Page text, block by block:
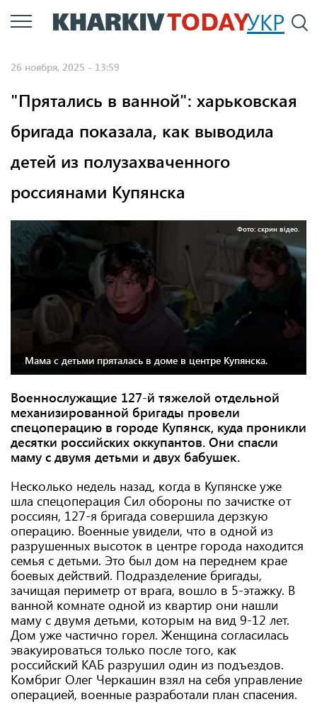
Перейти
к
УКР
26 ноября, 2025 - 13:59
"Прятались в ванной": харьковская
бригада показала, как выводила
детей из полузахваченного
россиянами Купянска
Фото: скрин відео.
Мама с детьми пряталась в доме в центре Купянска.
Военнослужащие 127-й тяжелой отдельной
механизированной бригады провели
спецоперацию в городе Купянск, куда проникли
десятки российских оккупантов. Они спасли
маму с двумя детьми и двух бабушек.
Несколько недель назад, когда в Купянске уже
шла спецоперация Сил обороны по зачистке от
россиян, 127-я бригада совершила дерзкую
операцию. Военные увидели, что в одной из
разрушенных высоток в центре города находится
семья с детьми. Это был дом на переднем крае
боевых действий. Подразделение бригады,
зачищая периметр от врага, вошло в 5-этажку. В
ванной комнате одной из квартир они нашли
маму с двумя детьми, которым на вид 9-12 лет.
Дом уже частично горел. Женщина согласилась
эвакуироваться только после того, как
российский КАБ разрушил один из подъездов.
Комбриг Олег Черкашин взял на себя управление
операцией, военные разработали план спасения.